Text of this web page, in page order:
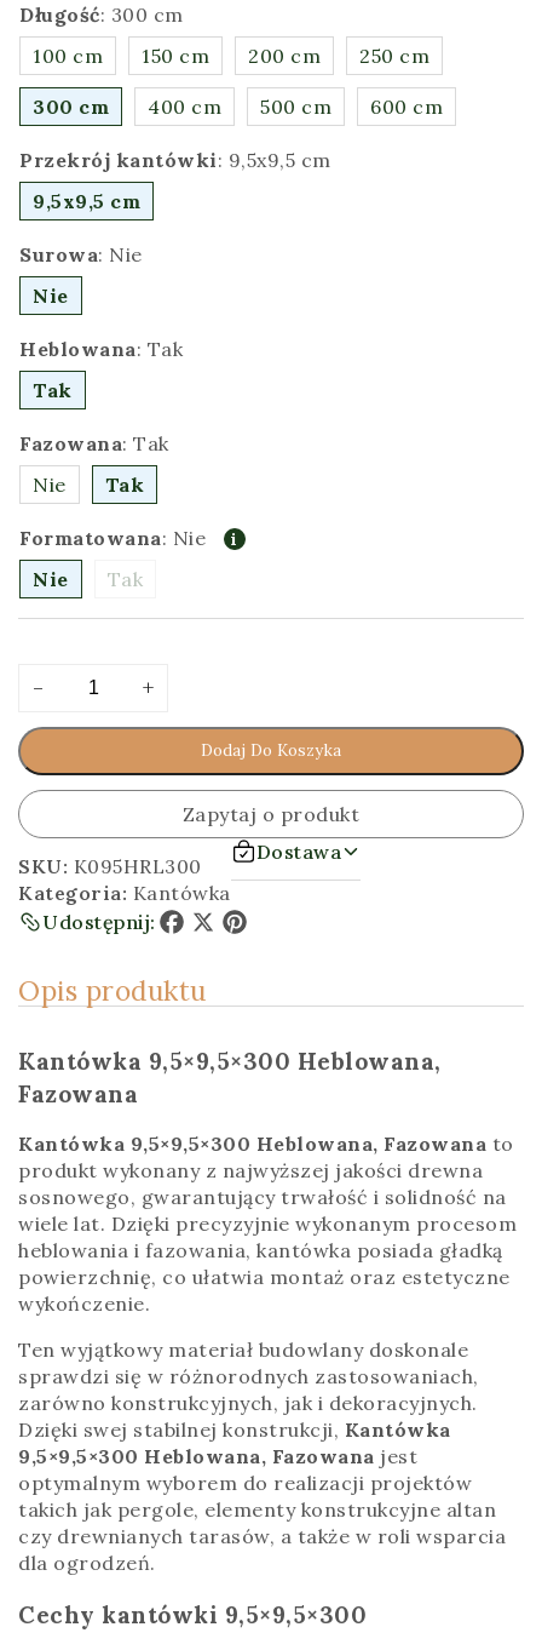
Długość: 300 cm
100 cm
150 cm 200 cm 250 cm
300 cm 400 cm 500 cm 600 cm
Przekrój kantówki: 9,5x9,5 cm
9,5x9,5 cm
Surowa: Nie
Nie
Heblowana: Tak
Tak
Fazowana: Tak
Nie
Tak
Formatowana: Nie
Nie
Tak
-
Kantówka
9,5x9,5x300
[cm]
Heblowana,
Fazowana
+
Dodaj Do Koszyka
Alternative:
Zapytaj o produkt
SKU: K095HRL300
Kategoria: Kantówka
Dostawa
Udostępnij:
Opis produktu
Kantówka 9,5×9,5×300 Heblowana,
Fazowana
Kantówka 9,5×9,5×300 Heblowana, Fazowana to
produkt wykonany z najwyższej jakości drewna
sosnowego, gwarantujący trwałość i solidność na
wiele lat. Dzięki precyzyjnie wykonanym procesom
heblowania i fazowania, kantówka posiada gładką
powierzchnię, co ułatwia montaż oraz estetyczne
wykończenie.
Ten wyjątkowy materiał budowlany doskonale
sprawdzi się w różnorodnych zastosowaniach,
zarówno konstrukcyjnych, jak i dekoracyjnych.
Dzięki swej stabilnej konstrukcji, Kantówka
9,5×9,5×300 Heblowana, Fazowana jest
optymalnym wyborem do realizacji projektów
takich jak pergole, elementy konstrukcyjne altan
czy drewnianych tarasów, a także w roli wsparcia
dla ogrodzeń.
Cechy kantówki 9,5×9,5×300